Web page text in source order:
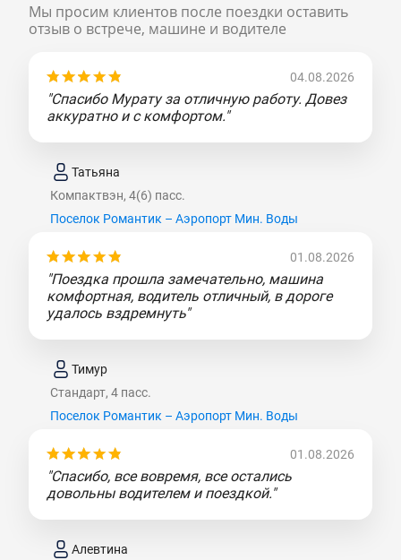
Мы просим клиентов после поездки оставить
отзыв о встрече, машине и водителе
04.08.2026
"Спасибо Мурату за отличную работу. Довез
аккуратно и с комфортом."
Татьяна
Компактвэн, 4(6) пасс.
Поселок Романтик – Аэропорт Мин. Воды
01.08.2026
"Поездка прошла замечательно, машина
комфортная, водитель отличный, в дороге
удалось вздремнуть"
Тимур
Стандарт, 4 пасс.
Поселок Романтик – Аэропорт Мин. Воды
01.08.2026
"Спасибо, все вовремя, все остались
довольны водителем и поездкой."
Алевтина